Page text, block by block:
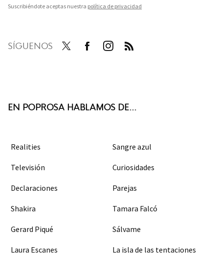
Suscribiéndote aceptas nuestra política de privacidad
SÍGUENOS
EN POPROSA HABLAMOS DE...
Realities Sangre azul
Televisión Curiosidades
Declaraciones Parejas
Shakira Tamara Falcó
Gerard Piqué Sálvame
Laura Escanes La isla de las tentaciones